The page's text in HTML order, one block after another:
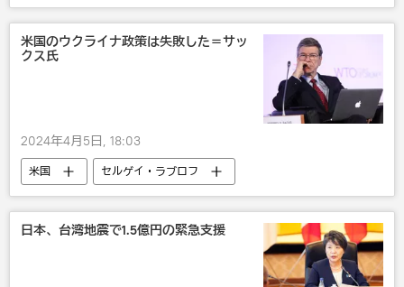
国際
ウクライナ NATO
米国のウクライナ政策は失敗した＝サッ
クス氏
2024年4月5日, 18:03
米国
セルゲイ・ラブロフ
ウクライナ
NATO
国際
政治
日本、台湾地震で1.5億円の緊急支援